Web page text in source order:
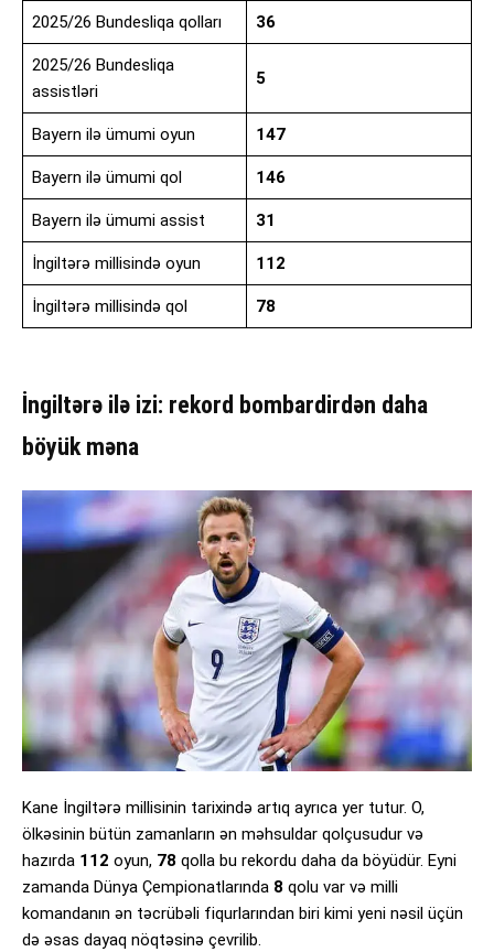
2025/26 Bundesliqa qolları 36
2025/26 Bundesliqa
assistləri
5
Bayern ilə ümumi oyun 147
Bayern ilə ümumi qol 146
Bayern ilə ümumi assist 31
İngiltərə millisində oyun 112
İngiltərə millisində qol 78
İngiltərə ilə izi: rekord bombardirdən daha
böyük məna
Kane İngiltərə millisinin tarixində artıq ayrıca yer tutur. O,
ölkəsinin bütün zamanların ən məhsuldar qolçusudur və
hazırda 112 oyun, 78 qolla bu rekordu daha da böyüdür. Eyni
zamanda Dünya Çempionatlarında 8 qolu var və milli
komandanın ən təcrübəli fiqurlarından biri kimi yeni nəsil üçün
də əsas dayaq nöqtəsinə çevrilib.